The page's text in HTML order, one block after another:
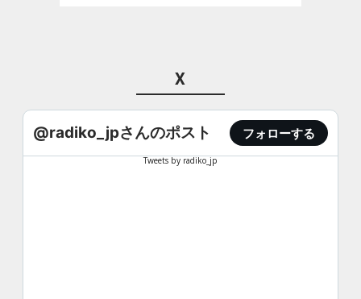
X
@radiko_jpさんのポスト フォローする
Tweets by radiko_jp